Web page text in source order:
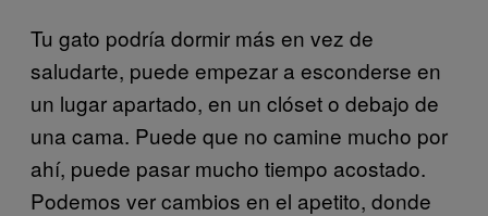
Tu gato podría dormir más en vez de
saludarte, puede empezar a esconderse en
un lugar apartado, en un clóset o debajo de
una cama. Puede que no camine mucho por
ahí, puede pasar mucho tiempo acostado.
Podemos ver cambios en el apetito, donde